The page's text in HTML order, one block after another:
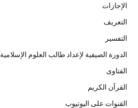
الإجازات
التعريف
التفسير
الدورة الصيفية لإعداد طالب العلوم الإسلامية
الفتاوى
القرآن الكريم
القنوات على اليوتيوب